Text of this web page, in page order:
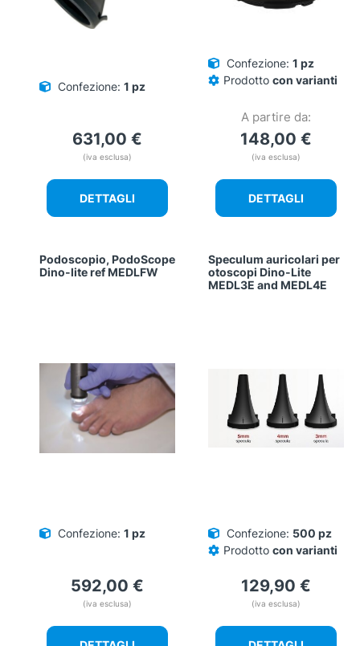
Confezione: 1 pz
631,00 €
(iva esclusa)
DETTAGLI
Confezione: 1 pz
Prodotto con varianti
A partire da:
148,00 €
(iva esclusa)
DETTAGLI
Podoscopio, PodoScope
Dino-lite ref MEDLFW
Confezione: 1 pz
592,00 €
(iva esclusa)
Speculum auricolari per
otoscopi Dino-Lite
MEDL3E and MEDL4E
Confezione: 500 pz
Prodotto con varianti
129,90 €
(iva esclusa)